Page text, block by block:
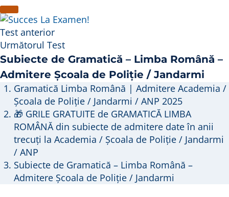
Test anterior
Următorul Test
Subiecte de Gramatică – Limba Română –
Admitere Școala de Poliție / Jandarmi
Gramatică Limba Română | Admitere Academia /
Școala de Poliție / Jandarmi / ANP 2025
🎁 GRILE GRATUITE de GRAMATICĂ LIMBA
ROMÂNĂ din subiecte de admitere date în anii
trecuți la Academia / Școala de Poliție / Jandarmi
/ ANP
Subiecte de Gramatică – Limba Română –
Admitere Școala de Poliție / Jandarmi